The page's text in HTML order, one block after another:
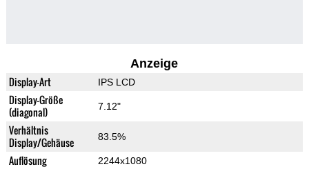
Anzeige
Display-Art IPS LCD
Display-Größe
(diagonal)
7.12"
Verhältnis
Display/Gehäuse
83.5%
Auflösung 2244x1080